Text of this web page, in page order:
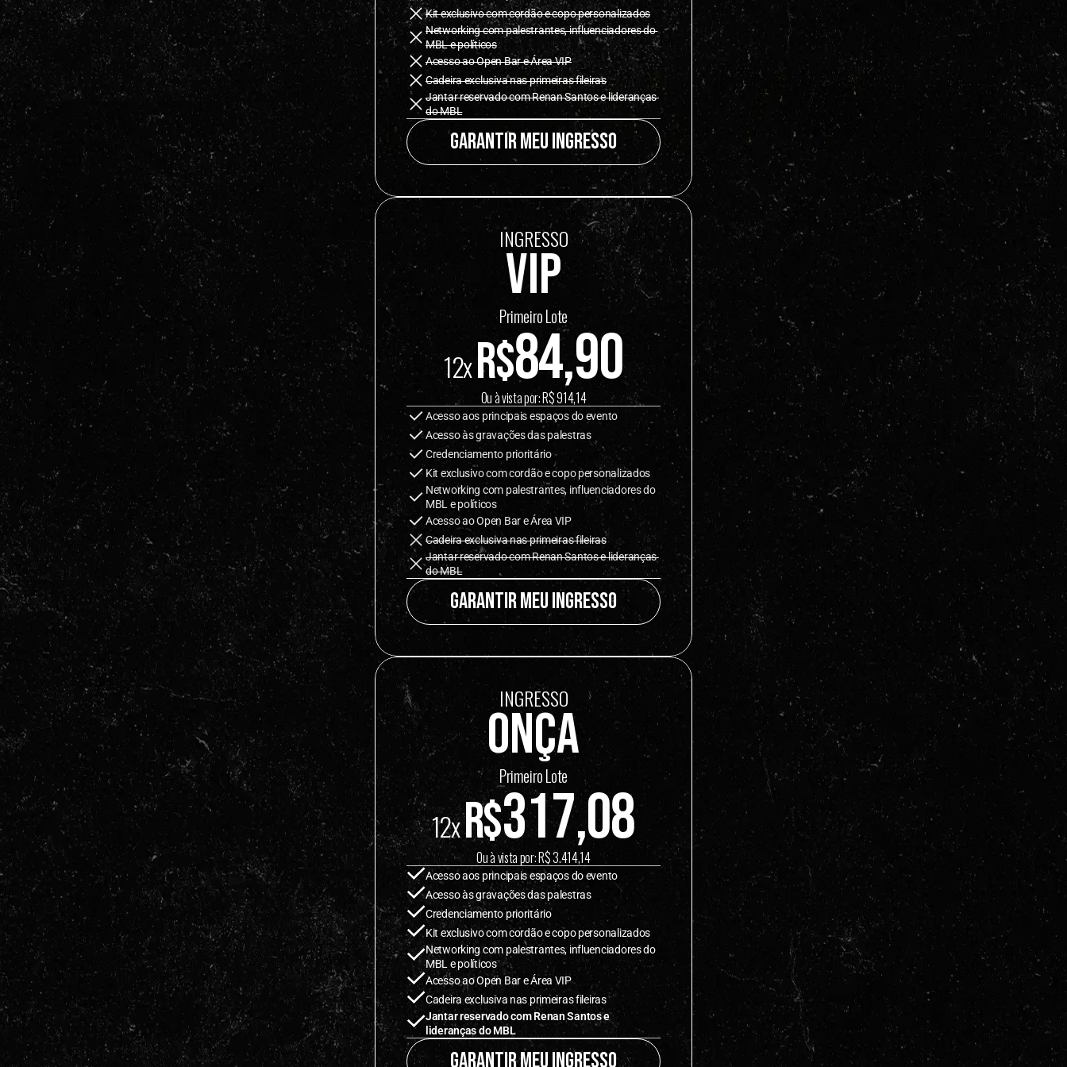
Kit exclusivo com cordão e copo personalizados
Networking com palestrantes, influenciadores do
MBL e políticos
Acesso ao Open Bar e Área VIP
Cadeira exclusiva nas primeiras fileiras
Jantar reservado com Renan Santos e lideranças
do MBL
Garantir meu ingresso
INGRESSO
VIP
Primeiro Lote
12x R$84,90
Ou à vista por: R$ 914,14
Acesso aos principais espaços do evento
Acesso às gravações das palestras
Credenciamento prioritário
Kit exclusivo com cordão e copo personalizados
Networking com palestrantes, influenciadores do
MBL e políticos
Acesso ao Open Bar e Área VIP
Cadeira exclusiva nas primeiras fileiras
Jantar reservado com Renan Santos e lideranças
do MBL
Garantir meu ingresso
INGRESSO
Onça
Primeiro Lote
12x R$317,08
Ou à vista por: R$ 3.414,14
Acesso aos principais espaços do evento
Acesso às gravações das palestras
Credenciamento prioritário
Kit exclusivo com cordão e copo personalizados
Networking com palestrantes, influenciadores do
MBL e políticos
Acesso ao Open Bar e Área VIP
Cadeira exclusiva nas primeiras fileiras
Jantar reservado com Renan Santos e
lideranças do MBL
Garantir meu ingresso